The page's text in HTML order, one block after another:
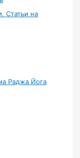
Статьи на
Раджа Йога